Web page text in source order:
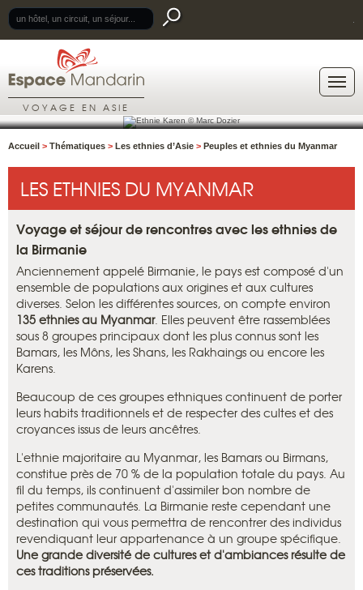
VOYAGE EN ASIE
Accueil > Thématiques > Les ethnies d’Asie > Peuples et ethnies du Myanmar
LES ETHNIES DU MYANMAR
Voyage et séjour de rencontres avec les ethnies de
la Birmanie
Anciennement appelé Birmanie, le pays est composé d'un
ensemble de populations aux origines et aux cultures
diverses. Selon les différentes sources, on compte environ
135 ethnies au Myanmar. Elles peuvent être rassemblées
sous 8 groupes principaux dont les plus connus sont les
Bamars, les Môns, les Shans, les Rakhaings ou encore les
Karens.
Beaucoup de ces groupes ethniques continuent de porter
leurs habits traditionnels et de respecter des cultes et des
croyances issus de leurs ancêtres.
L'ethnie majoritaire au Myanmar, les Bamars ou Birmans,
constitue près de 70 % de la population totale du pays. Au
fil du temps, ils continuent d'assimiler bon nombre de
petites communautés. La Birmanie reste cependant une
destination qui vous permettra de rencontrer des individus
revendiquant leur appartenance à un groupe spécifique.
Une grande diversité de cultures et d'ambiances résulte de
ces traditions préservées.